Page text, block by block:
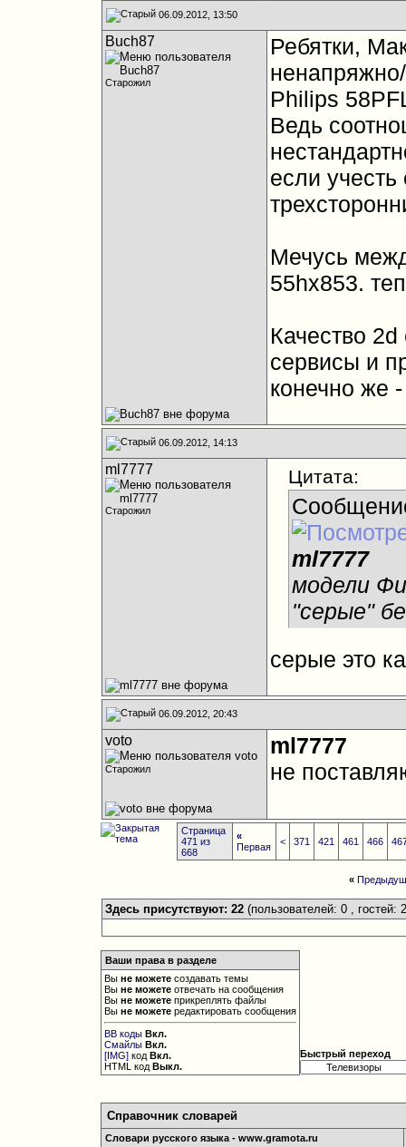
06.09.2012, 13:50
Buch87
Старожил
Ребятки,
Philips
Ведь
если
Мечусь
55hx853.
Качество
сервисы и
конечно же
06.09.2012, 14:13
ml7777
Старожил
Цитата:
ml7777
модели
"серые"
серые это
06.09.2012, 20:43
voto
Старожил
ml7777
не
Страница
471 из
668
«
Первая
< 371 421 461 466
«
Здесь присутствуют: 22 (пользователей: 0 , гостей:
Ваши права в разделе
Выне можете создавать темы
Выне можете отвечать на сообщения
Выне можете прикреплять файлы
Выне можете редактировать сообщения
BB коды Вкл.
Смайлы Вкл.
[IMG] кодВкл.
HTML кодВыкл.
Быстрый переход
Справочник словарей
Словари русского языка - www.gramota.ru